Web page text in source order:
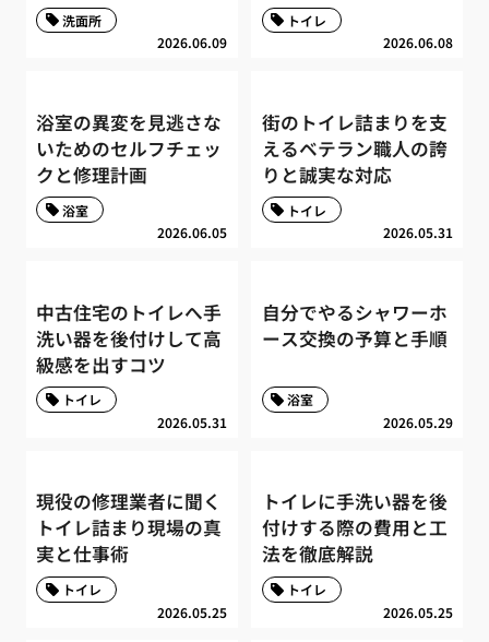
2026.06.09
洗面所
2026.06.08
トイレ
浴室の異変を見逃さな
いためのセルフチェッ
クと修理計画
2026.06.05
浴室
街のトイレ詰まりを支
えるベテラン職人の誇
りと誠実な対応
2026.05.31
トイレ
中古住宅のトイレへ手
洗い器を後付けして高
級感を出すコツ
2026.05.31
トイレ
自分でやるシャワーホ
ース交換の予算と手順
2026.05.29
浴室
現役の修理業者に聞く
トイレ詰まり現場の真
実と仕事術
2026.05.25
トイレ
トイレに手洗い器を後
付けする際の費用と工
法を徹底解説
2026.05.25
トイレ